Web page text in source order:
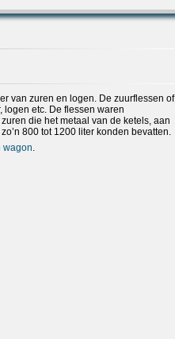
van zuren en logen. De zuurflessen of
logen etc. De flessen waren
die het metaal van de ketels, aan
800 tot 1200 liter konden bevatten.
wagon